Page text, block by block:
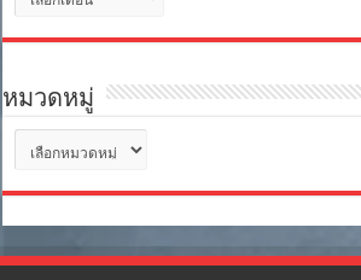
เก็บ
หมวดหมู่
หมู่